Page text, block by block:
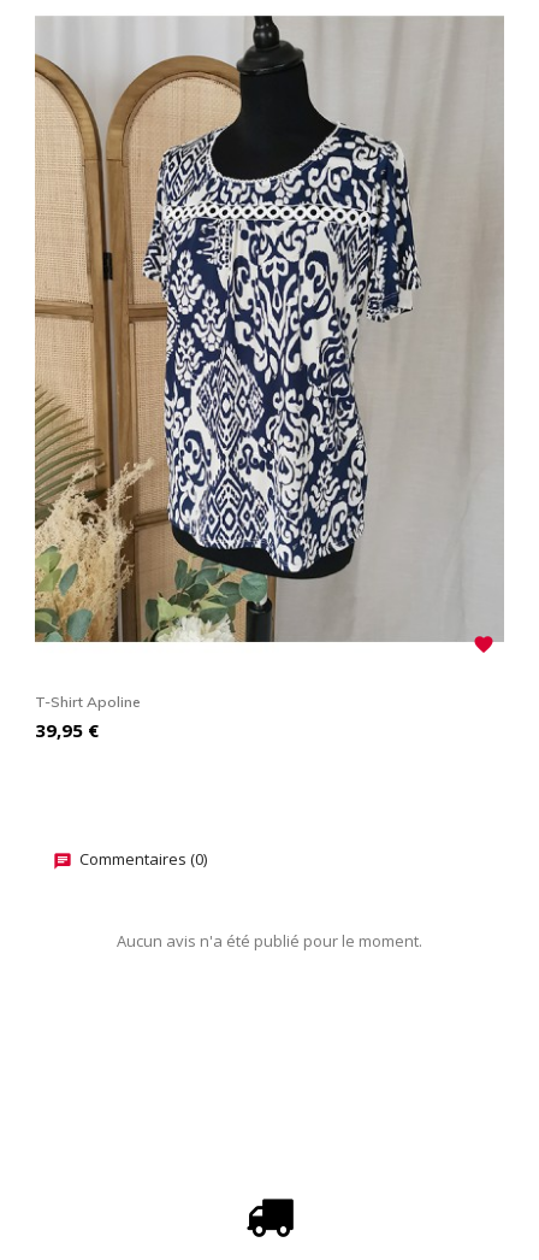

T-Shirt Apoline
Prix
39,95 €
Commentaires (0)
Aucun avis n'a été publié pour le moment.